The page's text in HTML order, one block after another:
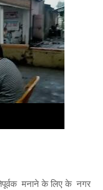
मनाने के लिए के नगर